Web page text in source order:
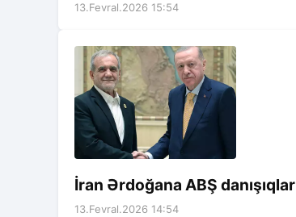
13.Fevral.2026 15:54
İran Ərdoğana ABŞ
13.Fevral.2026 14:54